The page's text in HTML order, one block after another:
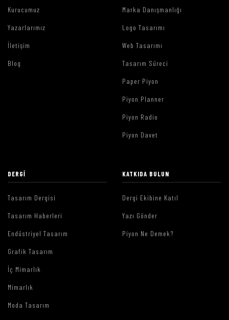
Kurucumuz
Yazarlarımız
İletişim
Blog
Marka Danışmanlığı
Logo Tasarımı
Web Tasarımı
Tasarım Süreci
Paper Piyon
Piyon Planner
Piyon Radio
Piyon Davet
DERGI
Tasarım Dergisi
Tasarım Haberleri
Endüstriyel Tasarım
Grafik Tasarım
İç Mimarlık
Mimarlık
Moda Tasarım
KATKIDA BULUN
Dergi Ekibine Katıl
Yazı Gönder
Piyon Ne Demek?